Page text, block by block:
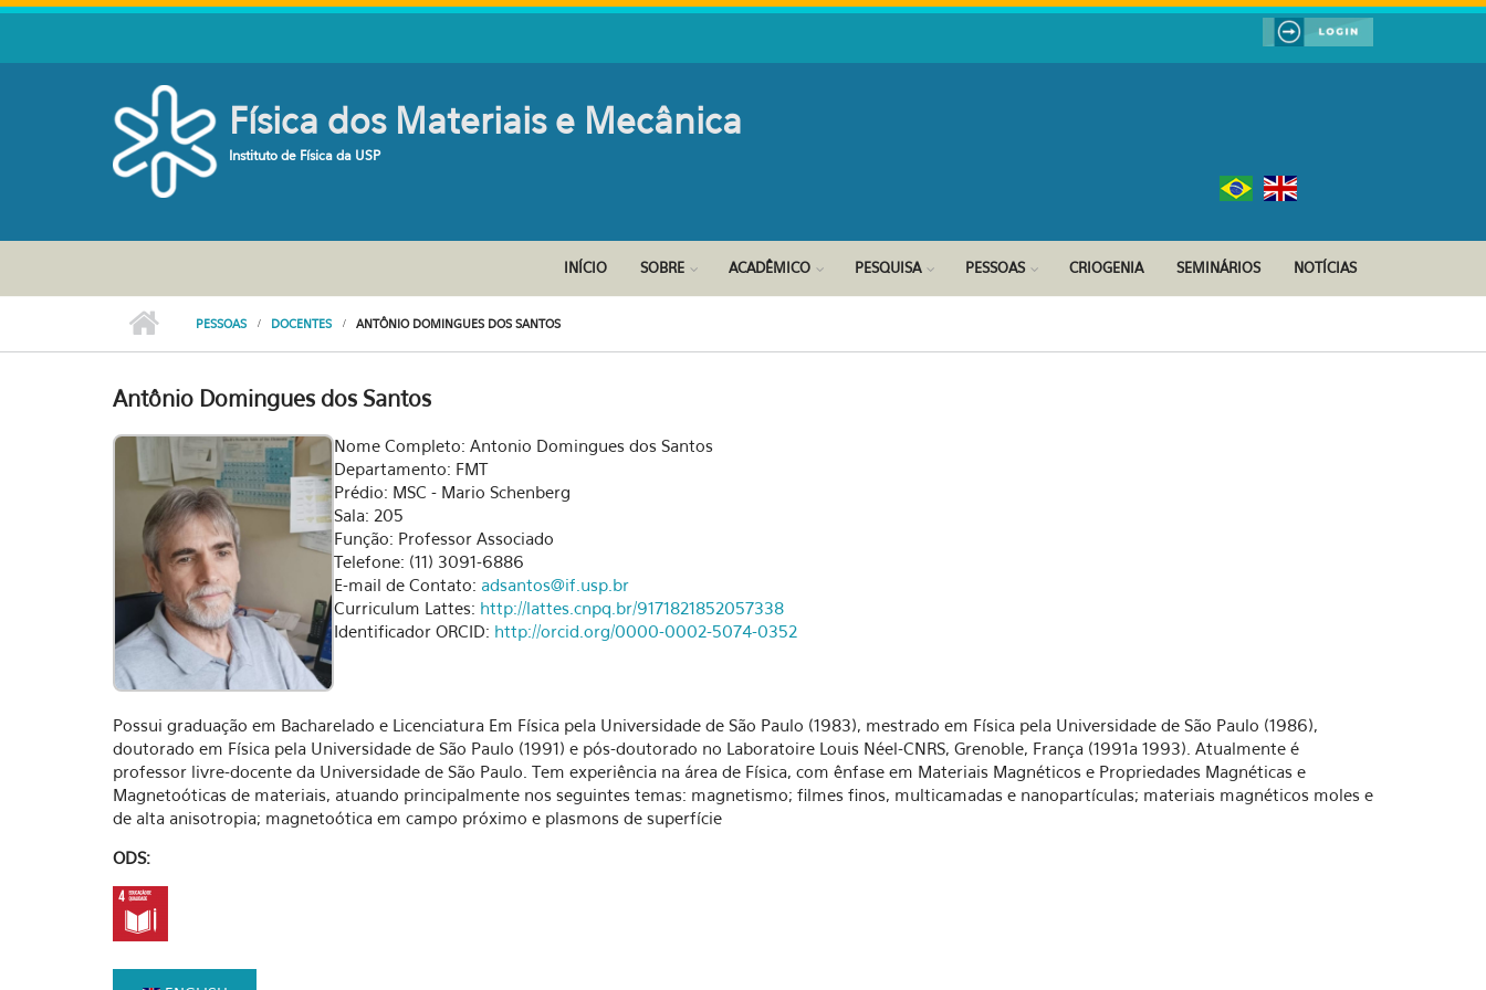
Pular para o conteúdo principal
Física dos Materiais e Mecânica
Instituto de Física da USP
INÍCIO SOBRE ACADÊMICO PESQUISA PESSOAS CRIOGENIA SEMINÁRIOS NOTÍCIAS
PESSOAS DOCENTES ANTÔNIO DOMINGUES DOS SANTOS
Antônio Domingues dos Santos
Nome Completo: Antonio Domingues dos Santos
Departamento: FMT
Prédio: MSC - Mario Schenberg
Sala: 205
Função: Professor Associado
Telefone: (11) 3091-6886
E-mail de Contato: adsantos@if.usp.br
Curriculum Lattes: http://lattes.cnpq.br/9171821852057338
Identificador ORCID: http://orcid.org/0000-0002-5074-0352
Possui graduação em Bacharelado e Licenciatura Em Física pela Universidade de São Paulo (1983), mestrado em Física pela Universidade de São Paulo (1986),
doutorado em Física pela Universidade de São Paulo (1991) e pós-doutorado no Laboratoire Louis Néel-CNRS, Grenoble, França (1991a 1993). Atualmente é
professor livre-docente da Universidade de São Paulo. Tem experiência na área de Física, com ênfase em Materiais Magnéticos e Propriedades Magnéticas e
Magnetoóticas de materiais, atuando principalmente nos seguintes temas: magnetismo; filmes finos, multicamadas e nanopartículas; materiais magnéticos moles e
de alta anisotropia; magnetoótica em campo próximo e plasmons de superfície
ODS: